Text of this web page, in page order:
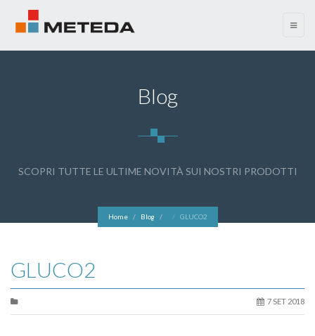
menu
Blog
SCOPRI TUTTE LE ULTIME NOVITÀ SUI NOSTRI PRODOTTI
Home Blog GLUCO2
GLUCO2
7 SET 2018